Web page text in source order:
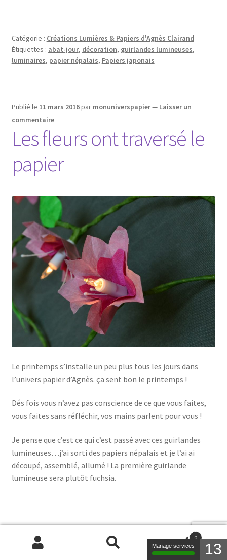
Catégorie : Créations Lumières & Papiers d'Agnès Clairand
Étiquettes : abat-jour, décoration, guirlandes lumineuses,
luminaires, papier népalais, Papiers japonais
Publié le 11 mars 2016par monuniverspapier— Laisser un
commentaire
Les fleurs ont traversé le
papier
Le printemps s’installe un peu plus tous les jours dans
l’univers papier d’Agnès. ça sent bon le printemps !
Dés fois vous n’avez pas conscience de ce que vous faites,
vous faites sans réfléchir, vos mains parlent pour vous !
Je pense que c’est ce qui c’est passé avec ces guirlandes
lumineuses…j’ai sorti des papiers népalais et je l’ai ai
découpé, assemblé, allumé ! La première guirlande
lumineuse sera plutôt fuchsia.
Recherche
Recherche
0
Manage services 13